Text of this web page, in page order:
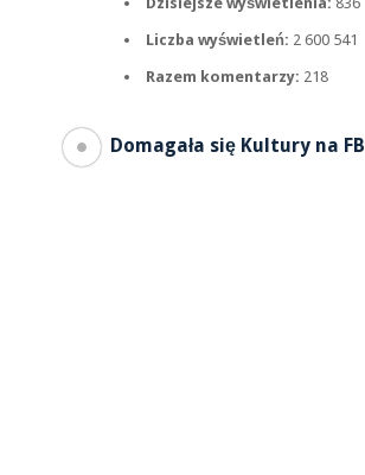
Liczba wyświetleń: 2 600 541
Razem komentarzy: 218
Domagała się Kultury na FB